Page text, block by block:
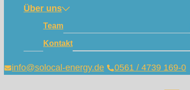
Über uns
Team
Kontakt
info@solocal-energy.de 0561 / 4739 169-0